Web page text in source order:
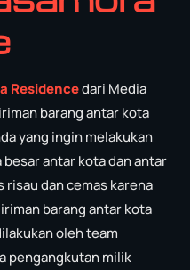
Residencedari Media
barang antar kota
yang ingin melakukan
antar kota dan antar
dan cemas karena
barang antar kota
oleh team
pengangkutan milik